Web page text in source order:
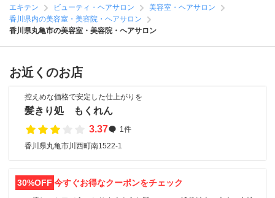
エキテン ビューティ・ヘアサロン
美容室・ヘアサロン
香川県内の美容室・美容院・ヘアサロン
香川県丸亀市の美容室・美容院・ヘアサロン
お近くのお店
控えめな価格で安定した仕上がりを
髪きり処 もくれん
3.37
1件
香川県丸亀市川西町南1522-1
30%OFF 今すぐお得なクーポンをチェック